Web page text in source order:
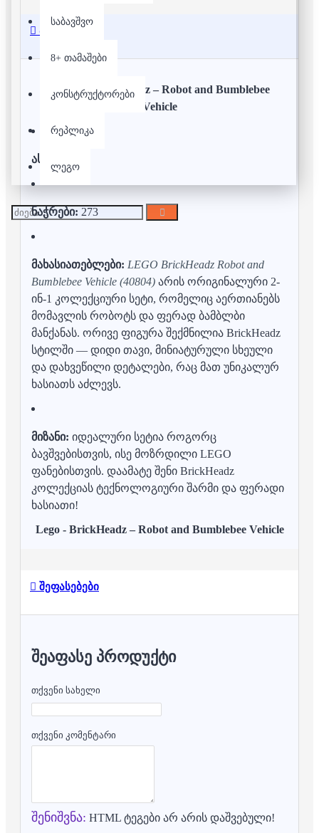
საბავშვო
8+ თამაშები
კონსტრუქტორები
რეპლიკა
ლეგო
აღწერა
ლეგო - BrickHeadz – Robot and Bumblebee
Vehicle
ასაკი:
ნაჭრები: 273
მახასიათებლები: LEGO BrickHeadz Robot and
Bumblebee Vehicle (40804) არის ორიგინალური 2-
ინ-1 კოლექციური სეტი, რომელიც აერთიანებს
მომავლის რობოტს და ფერად ბამბლბი
მანქანას. ორივე ფიგურა შექმნილია BrickHeadz
სტილში — დიდი თავი, მინიატურული სხეული
და დახვეწილი დეტალები, რაც მათ უნიკალურ
ხასიათს აძლევს.
მიზანი: იდეალური სეტია როგორც
ბავშვებისთვის, ისე მოზრდილი LEGO
ფანებისთვის. დაამატე შენი BrickHeadz
კოლექციას ტექნოლოგიური შარმი და ფერადი
ხასიათი!
Lego - BrickHeadz – Robot and Bumblebee Vehicle
შეფასებები
ᲨᲔᲐᲤᲐᲡᲔ ᲞᲠᲝᲓᲣᲥᲢᲘ
თქვენი სახელი
თქვენი კომენტარი
შენიშვნა: HTML ტეგები არ არის დაშვებული!